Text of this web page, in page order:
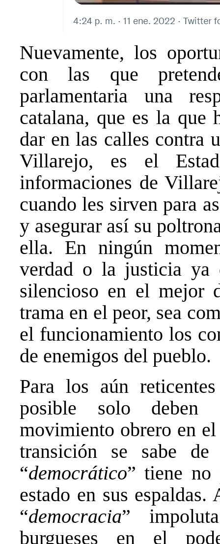
Nuevamente, los
con las que
parlamentaria una
catalana, que es la que
dar en las calles contra
Villarejo, es el
informaciones de
cuando les sirven para
y asegurar así su
ella. En ningún
verdad o la justicia ya
silencioso en el mejor
trama en el peor, sea
el funcionamiento los
de enemigos del pueblo.
Para los aún
posible solo deben
movimiento obrero en
transición se sabe
“democrático” tiene no
estado en sus
“democracia”
burgueses en el